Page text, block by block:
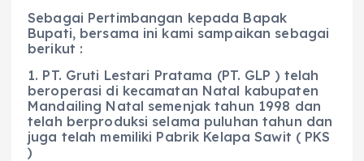
Sebagai Pertimbangan kepada Bapak
Bupati, bersama ini kami sampaikan sebagai
berikut :
1. PT. Gruti Lestari Pratama (PT. GLP ) telah
beroperasi di kecamatan Natal kabupaten
Mandailing Natal semenjak tahun 1998 dan
telah berproduksi selama puluhan tahun dan
juga telah memiliki Pabrik Kelapa Sawit ( PKS
)